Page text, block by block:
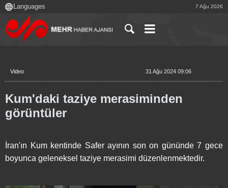
7 Ağu 2026
Video 31 Ağu 2024 09:06
Kum'daki taziye merasiminden
görüntüler
İran'ın Kum kentinde Safer ayının son on gününde 7 gece
boyunca geleneksel taziye merasimi düzenlenmektedir.